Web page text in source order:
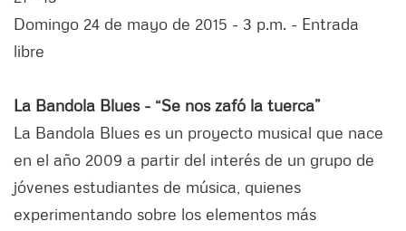
Domingo 24 de mayo de 2015 - 3 p.m. - Entrada
libre
La Bandola Blues - “Se nos zafó la tuerca”
La Bandola Blues es un proyecto musical que nace
en el año 2009 a partir del interés de un grupo de
jóvenes estudiantes de música, quienes
experimentando sobre los elementos más